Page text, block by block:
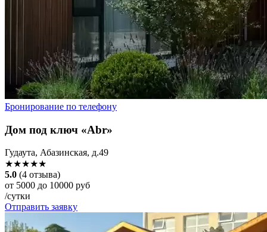
Бронирование по телефону
Дом под ключ «Abr»
Гудаута, Абазинская, д.49
★★★★★
5.0 (4 отзыва)
от 5000 до 10000 руб
/сутки
Отправить заявку